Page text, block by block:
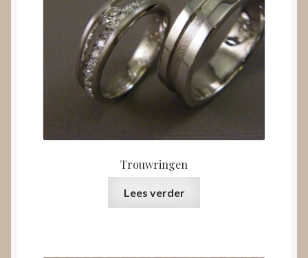
Trouwringen
Lees verder